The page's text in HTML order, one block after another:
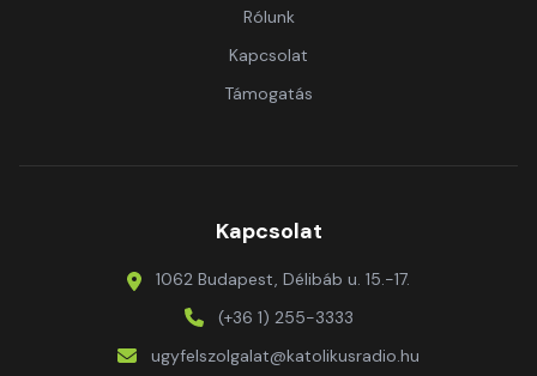
Rólunk
Kapcsolat
Támogatás
Kapcsolat
1062 Budapest, Délibáb u. 15.-17.
(+36 1) 255-3333
ugyfelszolgalat@katolikusradio.hu